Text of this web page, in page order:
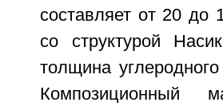
составляет от 20
со структурой
толщина
Композиционный